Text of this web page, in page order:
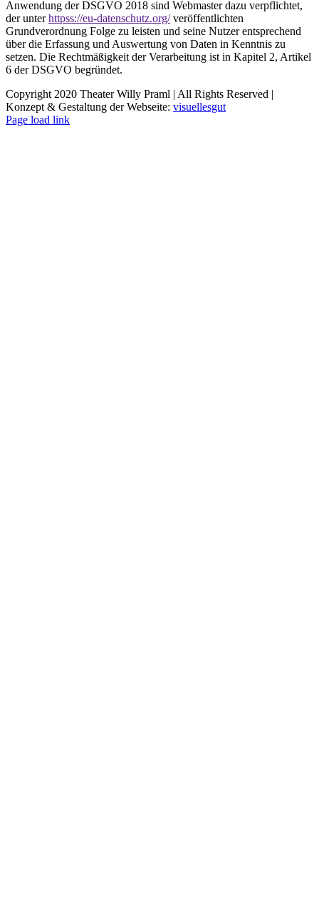
Anwendung der DSGVO 2018 sind Webmaster dazu verpflichtet,
der unterhttpss://eu-datenschutz.org/veröffentlichten
Grundverordnung Folge zu leisten und seine Nutzer entsprechend
über die Erfassung und Auswertung von Daten in Kenntnis zu
setzen. Die Rechtmäßigkeit der Verarbeitung ist in Kapitel 2, Artikel
6 der DSGVO begründet.
Copyright 2020 Theater Willy Praml | All Rights Reserved |
Konzept & Gestaltung der Webseite: visuellesgut
Page load link